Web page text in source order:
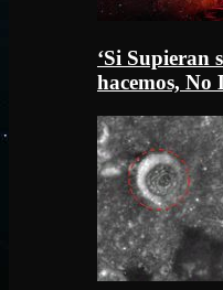
‘Si Supieran
hacemos,